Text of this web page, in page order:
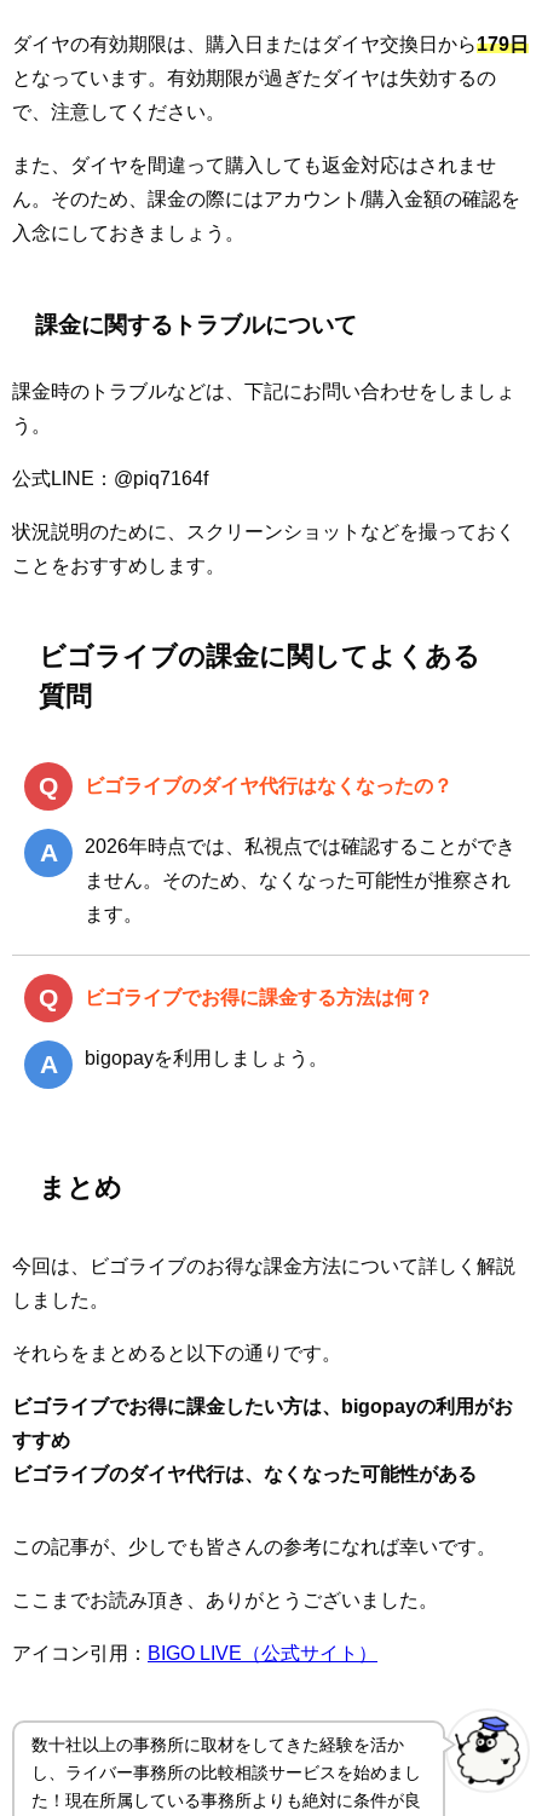
ダイヤの有効期限は、購入日またはダイヤ交換日から179日
となっています。有効期限が過ぎたダイヤは失効するの
で、注意してください。
また、ダイヤを間違って購入しても返金対応はされませ
ん。そのため、課金の際にはアカウント/購入金額の確認を
入念にしておきましょう。
課金に関するトラブルについて
課金時のトラブルなどは、下記にお問い合わせをしましょ
う。
公式LINE：@piq7164f
状況説明のために、スクリーンショットなどを撮っておく
ことをおすすめします。
ビゴライブの課金に関してよくある
質問
ビゴライブのダイヤ代行はなくなったの？
2026年時点では、私視点では確認することができ
ません。そのため、なくなった可能性が推察され
ます。
ビゴライブでお得に課金する方法は何？
bigopayを利用しましょう。
まとめ
今回は、ビゴライブのお得な課金方法について詳しく解説
しました。
それらをまとめると以下の通りです。
ビゴライブでお得に課金したい方は、bigopayの利用がお
すすめ
ビゴライブのダイヤ代行は、なくなった可能性がある
この記事が、少しでも皆さんの参考になれば幸いです。
ここまでお読み頂き、ありがとうございました。
アイコン引用： BIGO LIVE（公式サイト）
数十社以上の事務所に取材をしてきた経験を活か
し、ライバー事務所の比較相談サービスを始めまし
た！現在所属している事務所よりも絶対に条件が良